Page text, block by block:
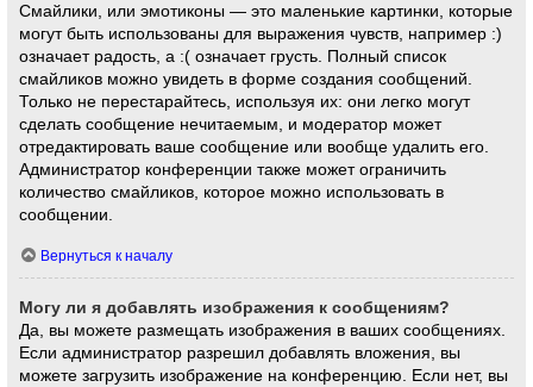
Смайлики, или эмотиконы — это маленькие картинки, которые
могут быть использованы для выражения чувств, например :)
означает радость, а :( означает грусть. Полный список
смайликов можно увидеть в форме создания сообщений.
Только не перестарайтесь, используя их: они легко могут
сделать сообщение нечитаемым, и модератор может
отредактировать ваше сообщение или вообще удалить его.
Администратор конференции также может ограничить
количество смайликов, которое можно использовать в
сообщении.
Вернуться к началу
Могу ли я добавлять изображения к сообщениям?
Да, вы можете размещать изображения в ваших сообщениях.
Если администратор разрешил добавлять вложения, вы
можете загрузить изображение на конференцию. Если нет, вы